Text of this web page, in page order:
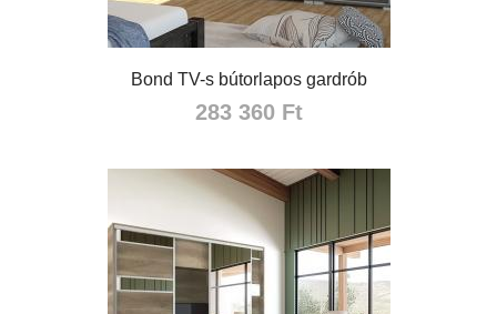
Bond TV-s bútorlapos gardrób
283 360 Ft